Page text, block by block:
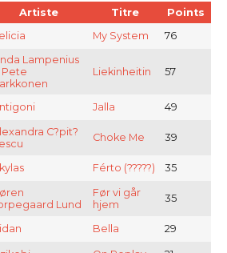
Artiste Titre
Points
My System 76
Lampenius
Pete
Liekinheitin 57
Jalla 49
C?pit?
Choke Me 39
Férto (?????) 35
Lund
Før vi går
hjem
35
Bella 29